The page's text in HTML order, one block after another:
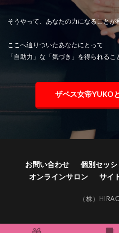
そうやって、あなたの力になることが
ここへ辿りついたあなたにとって
「自助力」な「気づき」を得られるこ
ザベス女帝YUKO
お問い合わせ 個別セッ
オンラインサロン
サイ
（株）